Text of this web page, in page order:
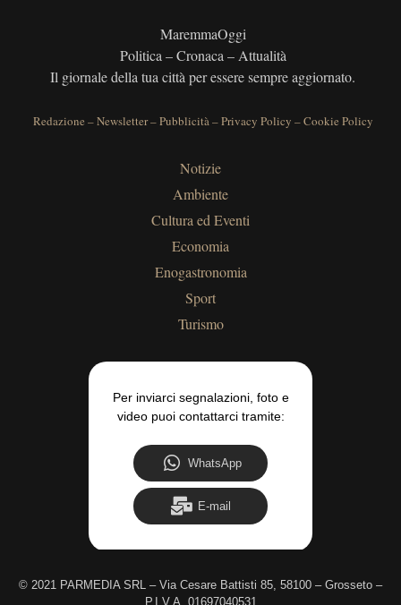
MaremmaOggi
Politica – Cronaca – Attualità
Il giornale della tua città per essere sempre aggiornato.
Redazione –Newsletter–Pubblicità–Privacy Policy –Cookie Policy
Notizie
Ambiente
Cultura ed Eventi
Economia
Enogastronomia
Sport
Turismo
Per inviarci segnalazioni, foto e
video puoi contattarci tramite:
WhatsApp
E-mail
© 2021 PARMEDIA SRL – Via Cesare Battisti 85, 58100 – Grosseto –
P.I.V.A. 01697040531